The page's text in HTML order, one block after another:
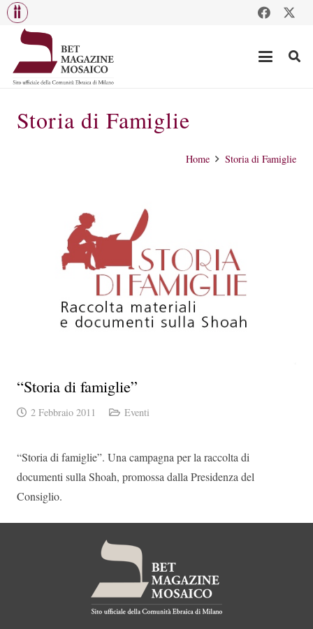
Storia di Famiglie
Home Storia di Famiglie
“Storia di famiglie”
2 Febbraio 2011 Eventi
“Storia di famiglie”. Una campagna per la raccolta di
documenti sulla Shoah, promossa dalla Presidenza del
Consiglio.